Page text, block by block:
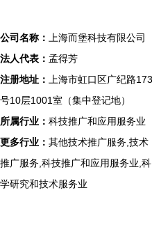
公司名称：
上海而堡科技有限公司
法人代表： 孟得芳
注册地址：
上海市虹口区广纪路173
号10层1001室（集中登记地）
所属行业： 科技推广和应用服务业
更多行业： 其他技术推广服务,技术
推广服务,科技推广和应用服务业,科
学研究和技术服务业